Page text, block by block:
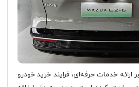
ارائه خدمات حرفه‌ای، فرایند خرید خودرو